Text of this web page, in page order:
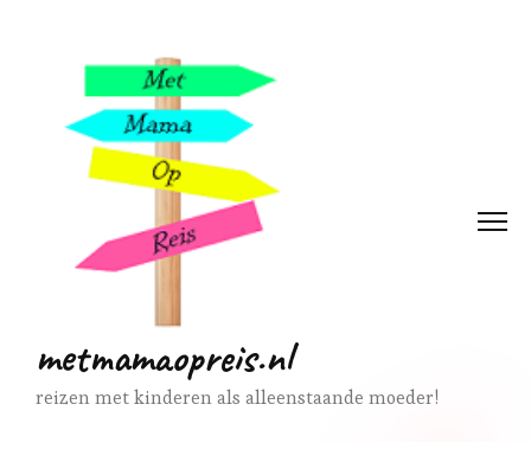
metmamaopreis.nl
reizen met kinderen als alleenstaande moeder!